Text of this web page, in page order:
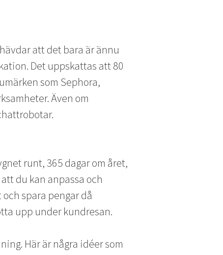
att det bara är ännu
Det uppskattas att 80
som Sephora,
Även om
runt, 365 dagar om året,
du kan anpassa och
spara pengar då
upp under kundresan.
Här är några idéer som